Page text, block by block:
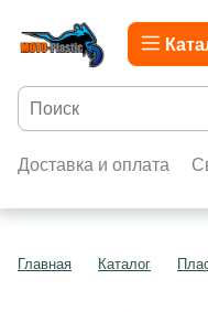
Доставка и оплата
Главная Каталог